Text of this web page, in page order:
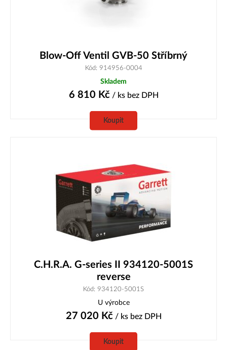
Blow-Off Ventil GVB-50 Stříbrný
Kód: 914956-0004
Skladem
6 810 Kč/ ks bez DPH
Koupit
C.H.R.A. G-series II 934120-5001S
reverse
Kód: 934120-5001S
U výrobce
27 020 Kč/ ks bez DPH
Koupit